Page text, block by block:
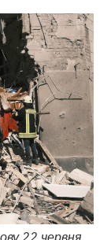
22 червня